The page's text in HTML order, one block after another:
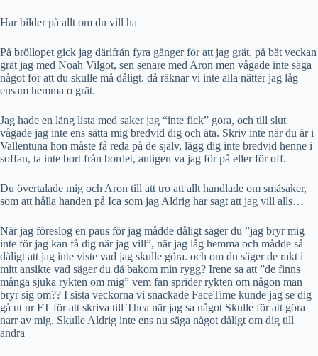
Har bilder på allt om du vill ha
På bröllopet gick jag därifrån fyra gånger för att jag grät, på båt veckan
grät jag med Noah Vilgot, sen senare med Aron men vågade inte säga
något för att du skulle må dåligt. då räknar vi inte alla nätter jag låg
ensam hemma o grät.
Jag hade en lång lista med saker jag “inte fick” göra, och till slut
vågade jag inte ens sätta mig bredvid dig och äta. Skriv inte när du är i
Vallentuna hon måste få reda på de själv, lägg dig inte bredvid henne i
soffan, ta inte bort från bordet, antigen va jag för på eller för off.
Du övertalade mig och Aron till att tro att allt handlade om småsaker,
som att hålla handen på Ica som jag Aldrig har sagt att jag vill alls…
När jag föreslog en paus för jag mådde dåligt säger du ”jag bryr mig
inte för jag kan få dig när jag vill”, när jag låg hemma och mådde så
dåligt att jag inte viste vad jag skulle göra. och om du säger de rakt i
mitt ansikte vad säger du då bakom min rygg? Irene sa att ”de finns
många sjuka rykten om mig” vem fan sprider rykten om någon man
bryr sig om?? I sista veckorna vi snackade FaceTime kunde jag se dig
gå ut ur FT för att skriva till Thea när jag sa något Skulle för att göra
narr av mig. Skulle Aldrig inte ens nu säga något dåligt om dig till
andra